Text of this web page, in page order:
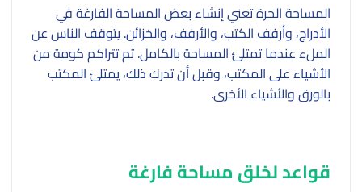
المساحة الحرة تعني إنشاء بعض المساحة الفارغة في
الأدراج، وأرفف الكتب، والأرفف، والخزائن. يتوقف الناس عن
الملء عندما تمتلئ المساحة بالكامل. ثم تتراكم كومة من
الأشياء على المكتب، وقبل أن تدرك ذلك، يمتلئ المكتب
بالورق والأشياء الأخرى.
قواعد لخلق مساحة فارغة